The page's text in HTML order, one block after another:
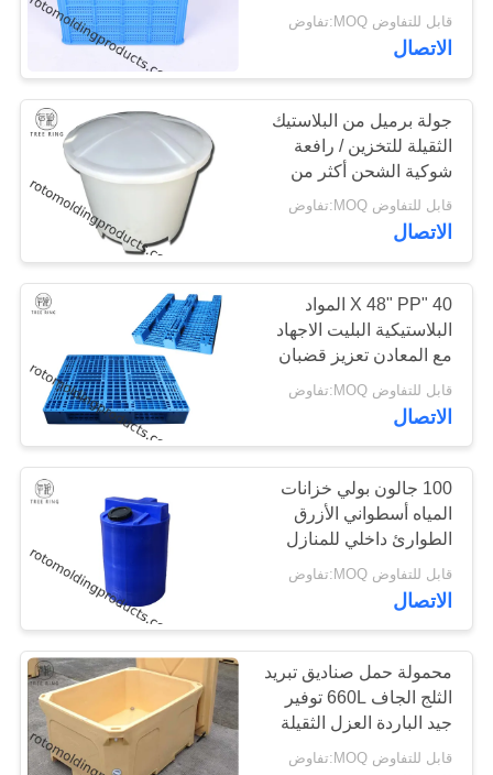
فتح أعلى خزان
أسطواني
31
Aquaponic ينمو
السرير
20
خزان IBC
13
للتخزين
قابل للتفاوض MOQ:تفاوض
الاتصال
جولة برميل من البلاستيك
الثقيلة للتخزين / رافعة
شوكية الشحن أكثر من
100 جالون
قابل للتفاوض MOQ:تفاوض
الاتصال
40 "X 48" PP المواد
البلاستيكية البليت الاجهاد
مع المعادن تعزيز قضبان
1000KG رف لمستودع
قابل للتفاوض MOQ:تفاوض
الاتصال
100 جالون بولي خزانات
المياه أسطواني الأزرق
الطوارئ داخلي للمنازل
قابل للتفاوض MOQ:تفاوض
الاتصال
محمولة حمل صناديق تبريد
الثلج الجاف 660L توفير
جيد الباردة العزل الثقيلة
قابل للتفاوض MOQ:تفاوض